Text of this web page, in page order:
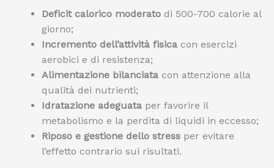
Deficit calorico moderato di 500-700 calorie al
giorno;
Incremento dell’attività fisica con esercizi
aerobici e di resistenza;
Alimentazione bilanciata con attenzione alla
qualità dei nutrienti;
Idratazione adeguata per favorire il
metabolismo e la perdita di liquidi in eccesso;
Riposo e gestione dello stress per evitare
l’effetto contrario sui risultati.